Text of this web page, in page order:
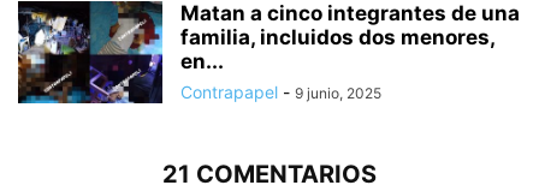
Matan a cinco integrantes de una
familia, incluidos dos menores,
en...
Contrapapel - 9 junio, 2025
21 COMENTARIOS